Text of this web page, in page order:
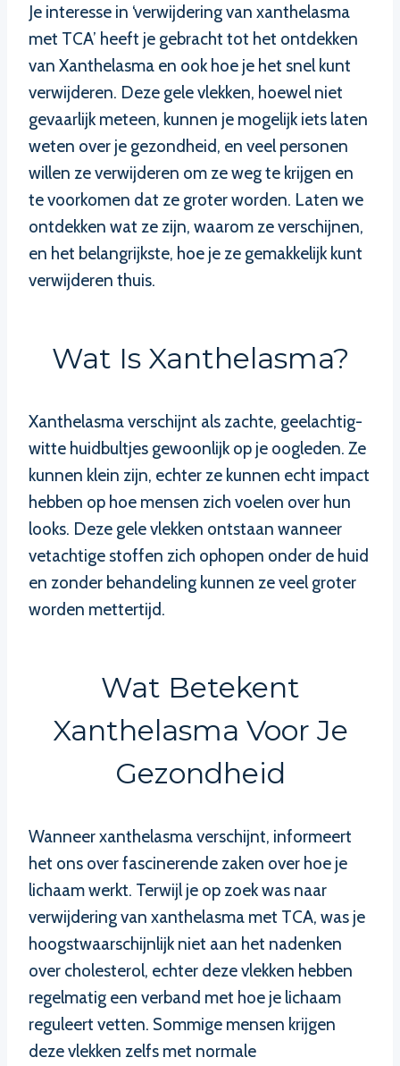
Je interesse in ‘verwijdering van xanthelasma
met TCA’ heeft je gebracht tot het ontdekken
van Xanthelasma en ook hoe je het snel kunt
verwijderen. Deze gele vlekken, hoewel niet
gevaarlijk meteen, kunnen je mogelijk iets laten
weten over je gezondheid, en veel personen
willen ze verwijderen om ze weg te krijgen en
te voorkomen dat ze groter worden. Laten we
ontdekken wat ze zijn, waarom ze verschijnen,
en het belangrijkste, hoe je ze gemakkelijk kunt
verwijderen thuis.
Wat Is Xanthelasma?
Xanthelasma verschijnt als zachte, geelachtig-
witte huidbultjes gewoonlijk op je oogleden. Ze
kunnen klein zijn, echter ze kunnen echt impact
hebben op hoe mensen zich voelen over hun
looks. Deze gele vlekken ontstaan wanneer
vetachtige stoffen zich ophopen onder de huid
en zonder behandeling kunnen ze veel groter
worden mettertijd.
Wat Betekent
Xanthelasma Voor Je
Gezondheid
Wanneer xanthelasma verschijnt, informeert
het ons over fascinerende zaken over hoe je
lichaam werkt. Terwijl je op zoek was naar
verwijdering van xanthelasma met TCA, was je
hoogstwaarschijnlijk niet aan het nadenken
over cholesterol, echter deze vlekken hebben
regelmatig een verband met hoe je lichaam
reguleert vetten. Sommige mensen krijgen
deze vlekken zelfs met normale